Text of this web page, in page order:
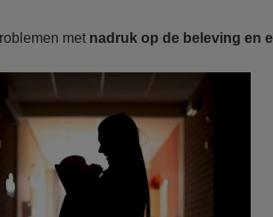
met nadruk op de beleving en